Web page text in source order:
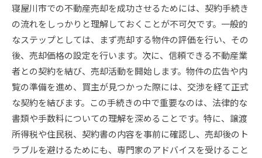
寝屋川市での物件価値を最大化するための具体的な
方法
リフォームとリノベーションのコストと効果
適切な価格設定のための査定方法
エネルギー効率改善による価値向上
市場トレンドを取り入れたインテリアデザイン
オンラインプロモーションの活用法
買い手を引き付けるプロフェッショナルな写真
撮影
寝屋川市での不動産売却を成功させるためには、契約手続き
の流れをしっかりと理解しておくことが不可欠です。一般的
なステップとしては、まず売却する物件の評価を行い、その
後、売却価格の設定を行います。次に、信頼できる不動産業
者との契約を結び、売却活動を開始します。物件の広告や内
覧の準備を進め、買主が見つかった際には、交渉を経て正式
な契約を結びます。この手続きの中で重要なのは、法律的な
書類や手数料についての理解を深めることです。特に、譲渡
所得税や住民税、契約書の内容を事前に確認し、売却後のト
ラブルを避けるためにも、専門家のアドバイスを受けること